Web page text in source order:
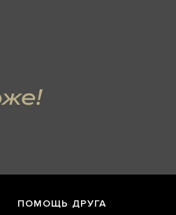
ПОМОЩЬ ДРУГА